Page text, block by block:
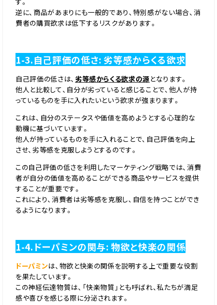
逆に、商品があまりにも一般的であり、特別感がない場合、消
費者の購買欲求は低下するリスクがあります。
1-3.自己評価の低さ: 劣等感からくる欲求
自己評価の低さは、 劣等感からくる欲求の源となります。
他人と比較して、自分が劣っていると感じることで、他人が持
っているものを手に入れたいという欲求が強まります。
これは、自分のステータスや価値を高めようとする心理的な
動機に基づいています。
他人が持っているものを手に入れることで、自己評価を向上
させ、劣等感を克服しようとするのです。
この自己評価の低さを利用したマーケティング戦略では、消費
者が自分の価値を高めることができる商品やサービスを提供
することが重要です。
これにより、消費者は劣等感を克服し、自信を持つことができ
るようになります。
1-4.ドーパミンの関与: 物欲と快楽の関係
ドーパミンは、物欲と快楽の関係を説明する上で重要な役割
を果たしています。
この神経伝達物質は、「快楽物質」とも呼ばれ、私たちが満足
感や喜びを感じる際に分泌されます。